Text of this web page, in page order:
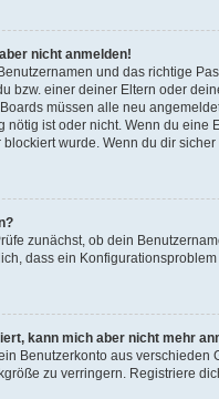
nicht anmelden!
und das richtige
bzw. einer deiner Eltern oder
müssen alle neu
nötig ist oder nicht. Wenn du
wurde. Wenn du dir
zunächst, ob dein
dass ein
kann mich aber nicht mehr
Benutzerkonto aus
zu verringern. Registriere